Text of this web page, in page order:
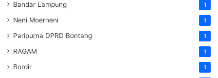
Bandar Lampung 1
Neni Moerneni 1
Paripurna DPRD Bontang 1
RAGAM 1
Bordir 1